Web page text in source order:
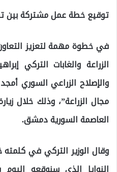
توقيع خطة عمل مشتركة بين
في خطوة مهمة لتعزيز
الزراعة والغابات التركي
والإصلاح الزراعي السوري
مجال الزراعة”، وذلك خلال
العاصمة السورية دمشق.
وقال الوزير التركي في